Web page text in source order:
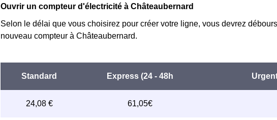
Ouvrir un compteur d'électricité à Châteaubernard
Selon le délai que vous choisirez pour créer votre ligne, vous devrez
nouveau compteur à Châteaubernard.